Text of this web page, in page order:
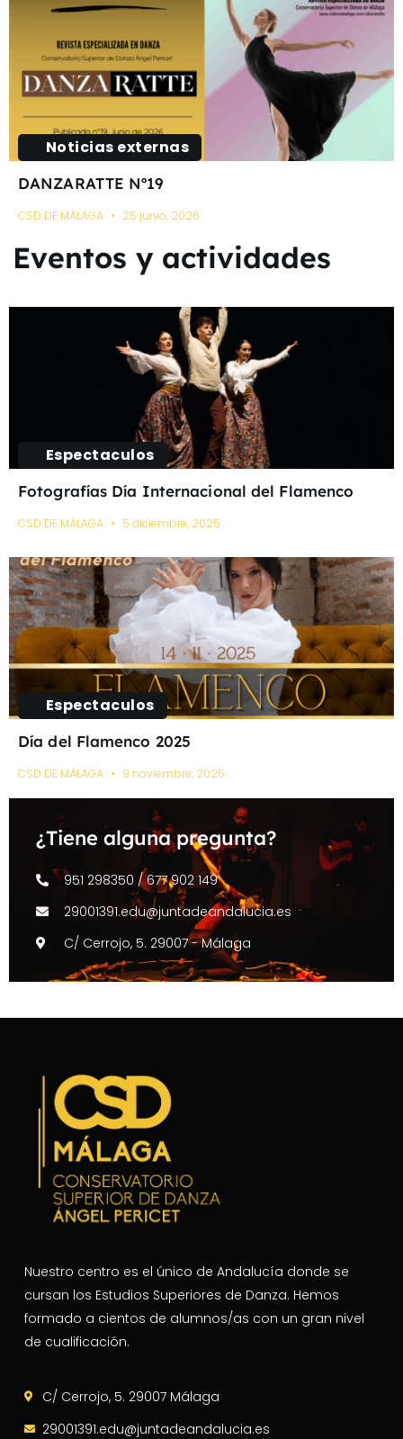
Noticias externas
DANZARATTE Nº19
CSD DE MÁLAGA 25 junio, 2026
Eventos y actividades
Espectaculos
Fotografías Día Internacional del Flamenco
CSD DE MÁLAGA 5 diciembre, 2025
Espectaculos
Día del Flamenco 2025
CSD DE MÁLAGA 9 noviembre, 2025
¿Tiene alguna pregunta?
951 298350 / 677 902 149
29001391.edu@juntadeandalucia.es
C/ Cerrojo, 5. 29007 - Málaga
Nuestro centro es el único de Andalucía donde se
cursan los Estudios Superiores de Danza. Hemos
formado a cientos de alumnos/as con un gran nivel
de cualificación.
C/ Cerrojo, 5. 29007 Málaga
29001391.edu@juntadeandalucia.es